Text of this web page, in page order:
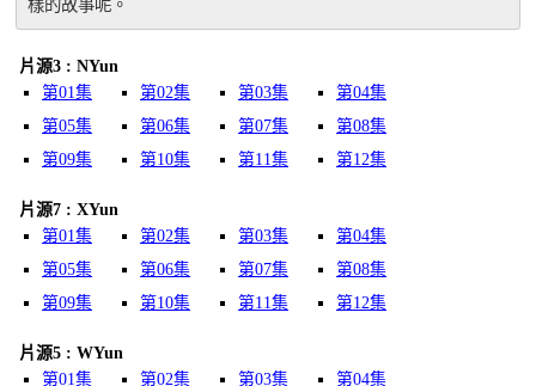
樣的故事呢。
片源3 : NYun
第01集
第02集 第03集
第04集
第05集
第06集 第07集
第08集
第09集
第10集 第11集 第12集
片源7 : XYun
第01集
第02集 第03集
第04集
第05集
第06集 第07集
第08集
第09集
第10集 第11集 第12集
片源5 : WYun
第01集
第02集 第03集
第04集